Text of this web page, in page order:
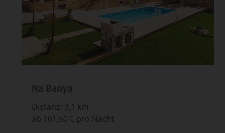
Na Banya
Distanz: 3,1 km
ab 161,50 € pro Nacht